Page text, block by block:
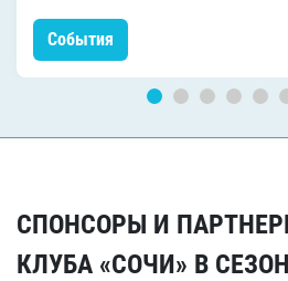
События
СПОНСОРЫ И
КЛУБА «СОЧИ» В